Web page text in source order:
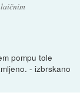
pompu tole
- izbrskano